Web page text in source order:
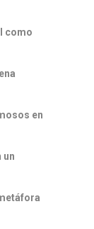
como
en
un